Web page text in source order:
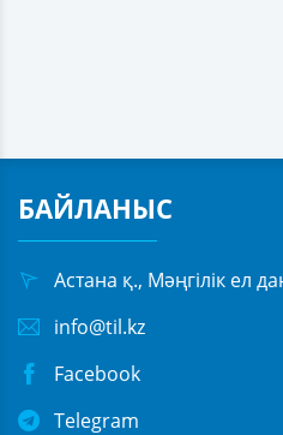
БАЙЛАНЫС
Астана қ., Мәңгілік ел
info@til.kz
Facebook
Telegram